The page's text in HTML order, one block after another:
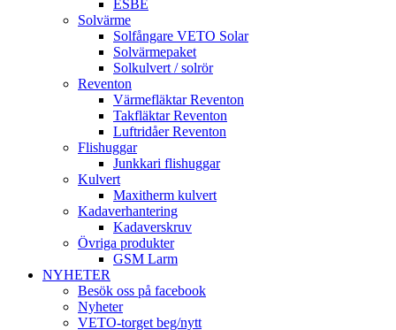
ESBE
Solvärme
Solfångare VETO Solar
Solvärmepaket
Solkulvert / solrör
Reventon
Värmefläktar Reventon
Takfläktar Reventon
Luftridåer Reventon
Flishuggar
Junkkari flishuggar
Kulvert
Maxitherm kulvert
Kadaverhantering
Kadaverskruv
Övriga produkter
GSM Larm
NYHETER
Besök oss på facebook
Nyheter
VETO-torget beg/nytt